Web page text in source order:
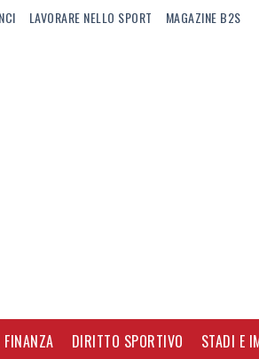
LAVORARE NELLO SPORT MAGAZINE B2S
DIRITTO SPORTIVO STADI E